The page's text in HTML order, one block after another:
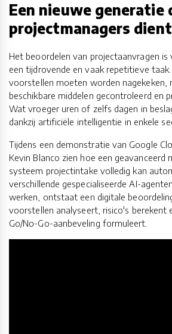
Een nieuwe generatie
projectmanagers
Het beoordelen van projectaanvragen
een tijdrovende en vaak repetitieve
voorstellen moeten worden nagekeken,
beschikbare middelen gecontroleerd en
Wat vroeger uren of zelfs dagen in
dankzij artificiële intelligentie in enkele
Tijdens een demonstratie van Google
Kevin Blanco zien hoe een geavanceerd
systeem projectintake volledig kan
verschillende gespecialiseerde AI-
werken, ontstaat een digitale
voorstellen analyseert, risico's berekent
Go/No-Go-aanbeveling formuleert.